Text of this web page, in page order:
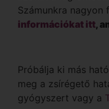
Számunkra
információkat itt,
Próbálja ki más
meg a zsírégető
gyógyszert vagy a